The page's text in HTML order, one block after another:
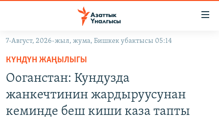
Навигацияга
өтүңүз
Издөөгө
салыңыз
7-Август, 2026-жыл, жума, Бишкек убактысы 05:14
КҮНДҮН ЖАҢЫЛЫГЫ
Ооганстан: Кундузда
жанкечтинин жардыруусунан
кеминде беш киши каза тапты